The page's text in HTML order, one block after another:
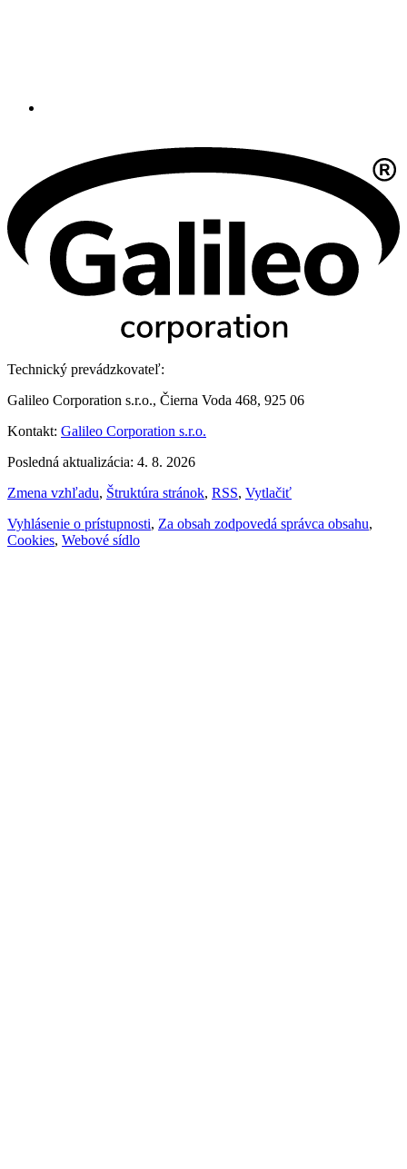
Technický prevádzkovateľ:
Galileo Corporation s.r.o., Čierna Voda 468, 925 06
Kontakt: Galileo Corporation s.r.o.
Posledná aktualizácia: 4. 8. 2026
Zmena vzhľadu, Štruktúra stránok, RSS, Vytlačiť
Vyhlásenie o prístupnosti, Za obsah zodpovedá správca obsahu,
Cookies, Webové sídlo